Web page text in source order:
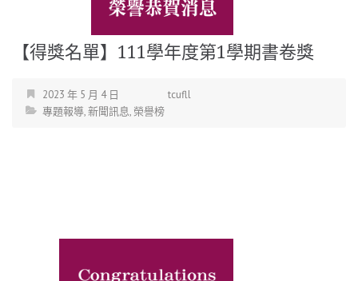
【得獎名單】111學年度第1學期書卷獎
2023 年 5 月 4 日
tcufll
專題報導,新聞訊息, 榮譽榜